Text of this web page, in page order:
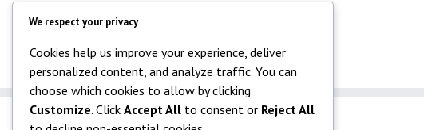
We respect your privacy
Cookies help us improve your experience, deliver
personalized content, and analyze traffic. You can
choose which cookies to allow by clicking
Customize. Click Accept All to consent or Reject All